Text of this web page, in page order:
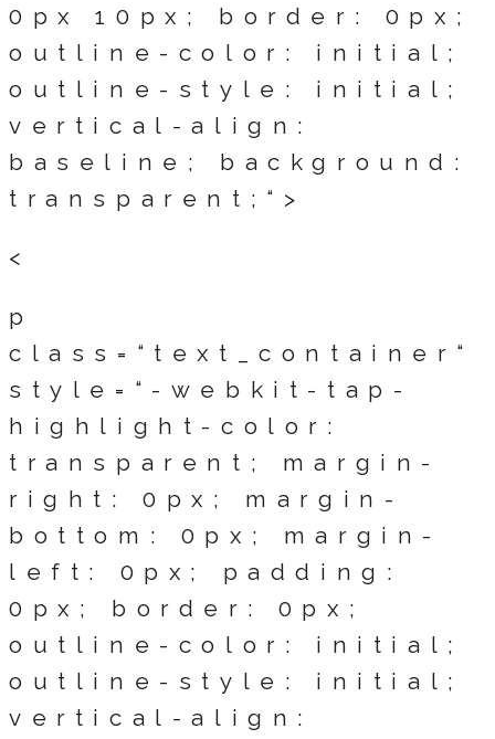
0px 10px; border: 0px;
outline-color: initial;
outline-style: initial;
vertical-align:
baseline; background:
transparent;“>
<
p
class=“text_container“
style=“-webkit-tap-
highlight-color:
transparent; margin-
right: 0px; margin-
bottom: 0px; margin-
left: 0px; padding:
0px; border: 0px;
outline-color: initial;
outline-style: initial;
vertical-align: